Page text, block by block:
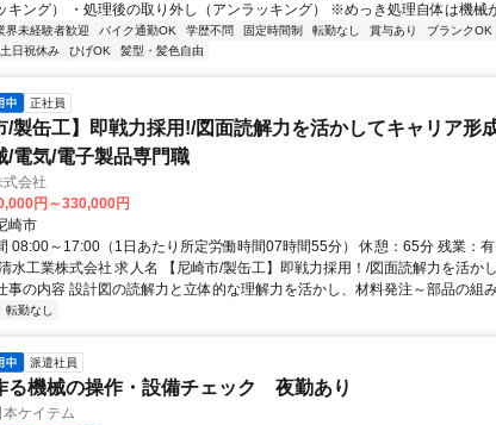
キング） ・処理後の取り外し（アンラッキング） ※めっき処理自体は機
界未経験者歓迎 バイク通勤OK 学歴不問 固定時間制 転勤なし 賞与あり ブランクOK
土日祝休み ひげOK 髪型・髪色自由
正社員
/製缶工】即戦力採用!/図面読解力を活かしてキャリア形
/電気/電子製品専門職
会社
円～330,000円
崎市
08:00～17:00（1日あたり所定労働時間07時間55分） 休憩：65分 残業：有
水工業株式会社 求人名 【尼崎市/製缶工】即戦力採用！/図面読解力を活か
事の内容 設計図の読解力と立体的な理解力を活かし、材料発注～部品の組
転勤なし
派遣社員
る機械の操作・設備チェック 夜勤あり
ケイテム